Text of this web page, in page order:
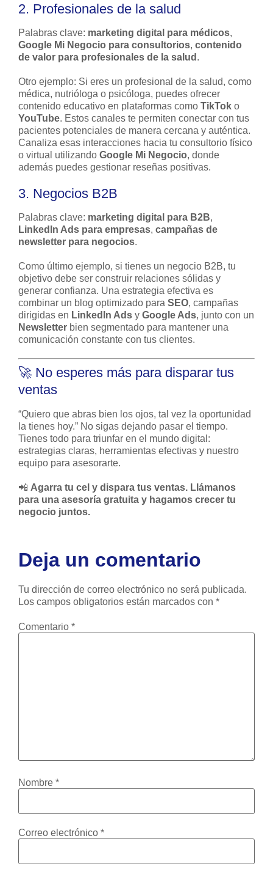
2. Profesionales de la salud
Palabras clave: marketing digital para médicos,
Google Mi Negocio para consultorios, contenido
de valor para profesionales de la salud .
Otro ejemplo: Si eres un profesional de la salud, como
médica, nutrióloga o psicóloga, puedes ofrecer
contenido educativo en plataformas como TikTok o
YouTube. Estos canales te permiten conectar con tus
pacientes potenciales de manera cercana y auténtica.
Canaliza esas interacciones hacia tu consultorio físico
o virtual utilizando Google Mi Negocio, donde
además puedes gestionar reseñas positivas.
3. Negocios B2B
Palabras clave: marketing digital para B2B,
LinkedIn Ads para empresas, campañas de
newsletter para negocios.
Como último ejemplo, si tienes un negocio B2B, tu
objetivo debe ser construir relaciones sólidas y
generar confianza. Una estrategia efectiva es
combinar un blog optimizado para SEO, campañas
dirigidas en LinkedIn Ads y Google Ads, junto con un
Newsletter bien segmentado para mantener una
comunicación constante con tus clientes.
🚀 No esperes más para disparar tus
ventas
“Quiero que abras bien los ojos, tal vez la oportunidad
la tienes hoy.” No sigas dejando pasar el tiempo.
Tienes todo para triunfar en el mundo digital:
estrategias claras, herramientas efectivas y nuestro
equipo para asesorarte.
📲 Agarra tu cel y dispara tus ventas. Llámanos
para una asesoría gratuita y hagamos crecer tu
negocio juntos.
Deja un comentario
Tu dirección de correo electrónico no será publicada.
Los campos obligatorios están marcados con *
Comentario *
Nombre *
Correo electrónico *